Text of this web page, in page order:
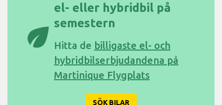
eco
el- eller hybridbil på
semestern
Hitta de billigaste el- och
hybridbilserbjudandena på
Martinique Flygplats
SÖK BILAR